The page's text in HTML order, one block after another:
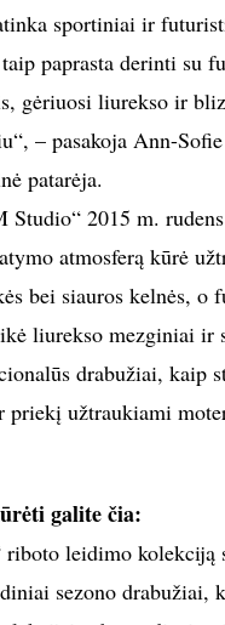
sportiniai ir
paprasta derinti su
gėriuosi liurekso ir
– pasakoja Ann-Sofie
patarėja.
Studio“ 2015 m.
atmosferą kūrė
bei siauros kelnės, o
liurekso mezginiai ir
drabužiai, kaip
priekį užtraukiami
galite čia:
leidimo kolekciją
sezono drabužiai,